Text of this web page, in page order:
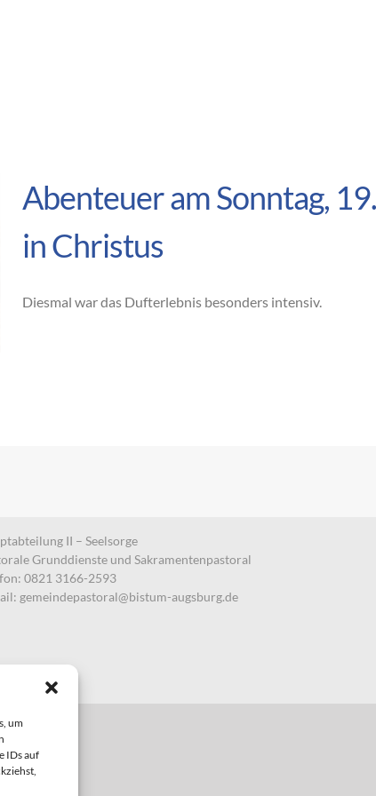
um
IDs auf
Abenteuer am Sonntag,
in Christus
Diesmal war das Dufterlebnis besonders intensiv.
II – Seelsorge
Grunddienste und Sakramentenpastoral
0821 3166-2593
gemeindepastoral@bistum-augsburg.de